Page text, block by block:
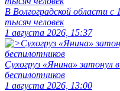
В Волгоградской области с
тысяч человек
1 августа 2026, 15:37
Сухогруз «Янина» затонул
беспилотников
1 августа 2026, 13:00